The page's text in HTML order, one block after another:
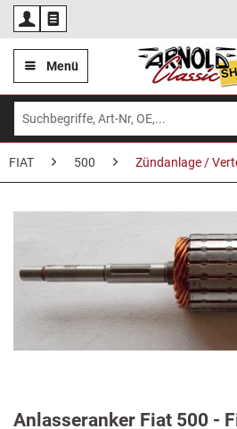
Menü
FIAT 500 Zündanlage /
Anlasseranker Fiat 500 -